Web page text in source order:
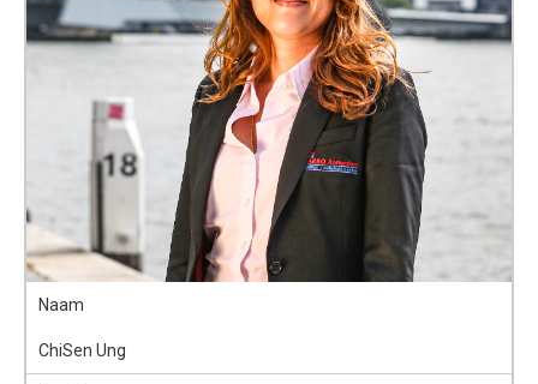
Naam
ChiSen Ung